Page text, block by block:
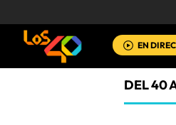
EN
DEL 40